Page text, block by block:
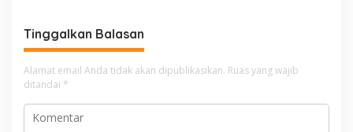
a
s
i
p
o
Tinggalkan Balasan
Alamat email Anda tidak akan dipublikasikan. Ruas yang wajib
ditandai *